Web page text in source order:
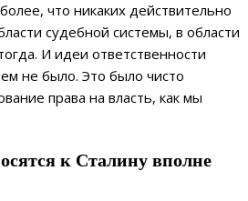
что никаких действительно
судебной системы, в области
И идеи ответственности
не было. Это было чисто
права на власть, как мы
к Сталину вполне